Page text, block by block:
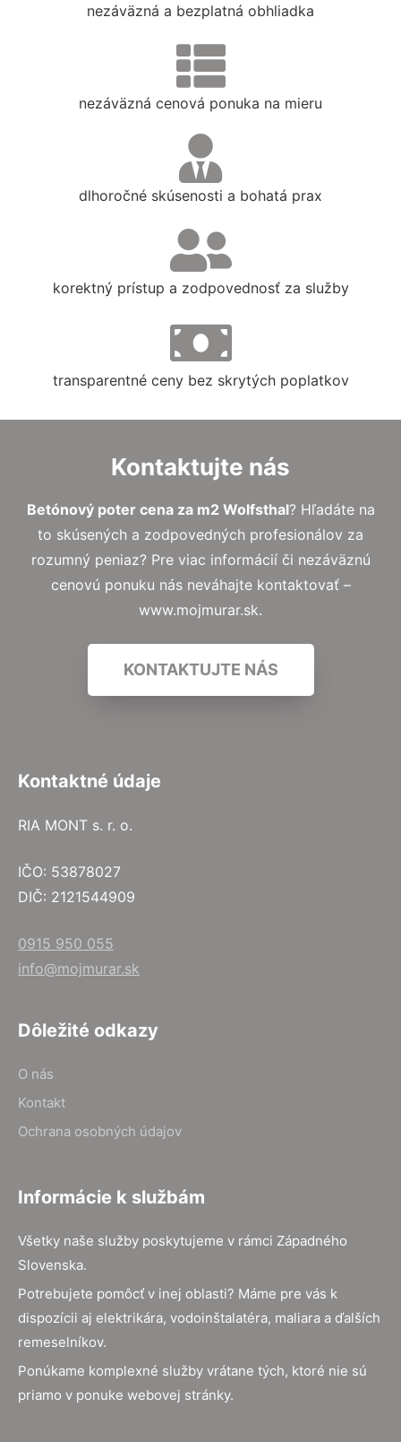
nezáväzná a bezplatná obhliadka
nezáväzná cenová ponuka na mieru
dlhoročné skúsenosti a bohatá prax
korektný prístup a zodpovednosť za služby
transparentné ceny bez skrytých poplatkov
Kontaktujte nás
Betónový poter cena za m2 Wolfsthal? Hľadáte na
to skúsených a zodpovedných profesionálov za
rozumný peniaz? Pre viac informácií či nezáväznú
cenovú ponuku nás neváhajte kontaktovať –
www.mojmurar.sk.
KONTAKTUJTE NÁS
Kontaktné údaje
RIA MONT s. r. o.
IČO: 53878027
DIČ: 2121544909
0915 950 055
info@mojmurar.sk
Dôležité odkazy
O nás
Kontakt
Ochrana osobných údajov
Informácie k službám
Všetky naše služby poskytujeme v rámci Západného
Slovenska.
Potrebujete pomôcť v inej oblasti? Máme pre vás k
dispozícii aj elektrikára, vodoinštalatéra, maliara a ďalších
remeselníkov.
Ponúkame komplexné služby vrátane tých, ktoré nie sú
priamo v ponuke webovej stránky.